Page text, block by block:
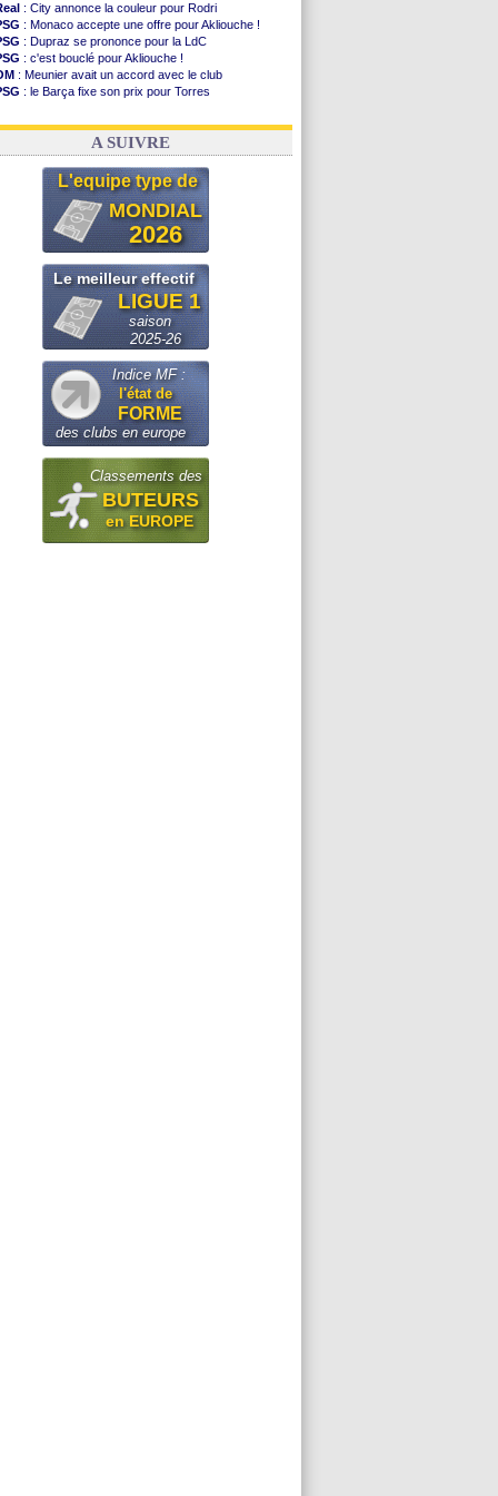
: City annonce la couleur pour Rodri
: Monaco accepte une offre pour Akliouche !
: Dupraz se prononce pour la LdC
: c'est bouclé pour Akliouche !
: Meunier avait un accord avec le club
: le Barça fixe son prix pour Torres
: Infantino sollicite Trump
A SUIVRE
L'equipe type de
MONDIAL
2026
Le meilleur effectif
LIGUE 1
saison
2025-26
Indice MF :
l'état de
FORME
des clubs en europe
Classements des
BUTEURS
en EUROPE